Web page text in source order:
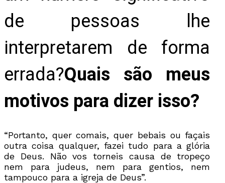
de pessoas lhe
interpretarem de forma
errada?Quais são meus
motivos para dizer isso?
“Portanto, quer comais, quer bebais ou façais
outra coisa qualquer, fazei tudo para a glória
de Deus. Não vos torneis causa de tropeço
nem para judeus, nem para gentios, nem
tampouco para a igreja de Deus”.